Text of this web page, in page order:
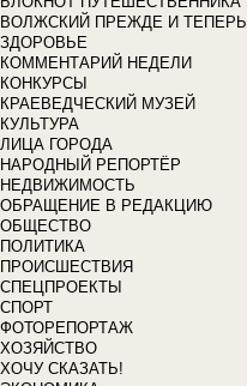
ВОЛЖСКИЙ ПРЕЖДЕ И ТЕПЕРЬ
ЗДОРОВЬЕ
КОММЕНТАРИЙ НЕДЕЛИ
КОНКУРСЫ
КРАЕВЕДЧЕСКИЙ МУЗЕЙ
КУЛЬТУРА
ЛИЦА ГОРОДА
НАРОДНЫЙ РЕПОРТЁР
НЕДВИЖИМОСТЬ
ОБРАЩЕНИЕ В РЕДАКЦИЮ
ОБЩЕСТВО
ПОЛИТИКА
ПРОИСШЕСТВИЯ
СПЕЦПРОЕКТЫ
СПОРТ
ФОТОРЕПОРТАЖ
ХОЗЯЙСТВО
ХОЧУ СКАЗАТЬ!